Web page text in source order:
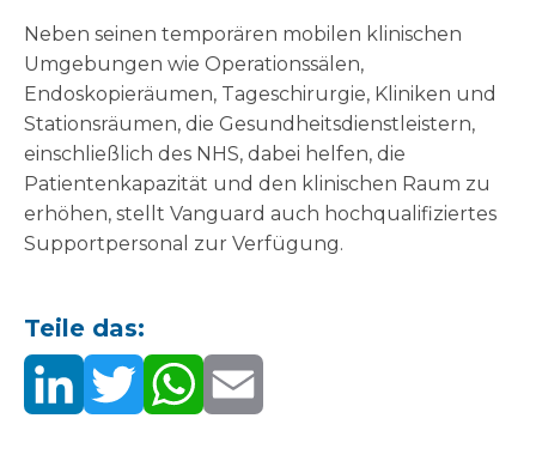
Neben seinen temporären mobilen klinischen
Umgebungen wie Operationssälen,
Endoskopieräumen, Tageschirurgie, Kliniken und
Stationsräumen, die Gesundheitsdienstleistern,
einschließlich des NHS, dabei helfen, die
Patientenkapazität und den klinischen Raum zu
erhöhen, stellt Vanguard auch hochqualifiziertes
Supportpersonal zur Verfügung.
Teile das: